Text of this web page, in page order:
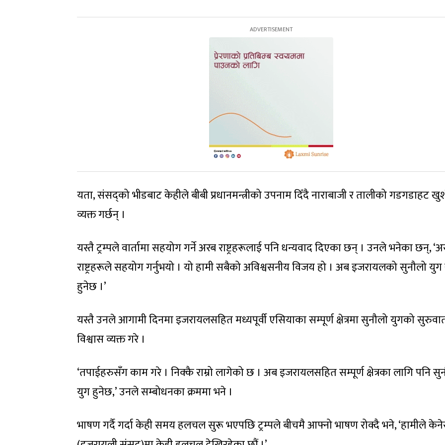
यता, संसद्‌को भीडबाट केहीले बीबी प्रधानमन्त्रीको उपनाम दिँदै नाराबाजी र तालीको गडगडाहट
व्यक्त गर्छन् ।
यस्तै ट्रम्पले वार्तामा सहयोग गर्ने अरब राष्ट्रहरूलाई पनि धन्यवाद दिएका छन् । उनले भनेका छन्,
राष्ट्रहरूले सहयोग गर्नुभयो । यो हामी सबैको अविश्वसनीय विजय हो । अब इजरायलको सुनौलो
हुनेछ ।’
यस्तै उनले आगामी दिनमा इजरायलसहित मध्यपूर्वी एसियाका सम्पूर्ण क्षेत्रमा सुनौलो युगको
विश्वास व्यक्त गरे ।
‘तपाईहरुसँग काम गरे । निक्कै राम्रो लागेको छ । अब इजरायलसहित सम्पूर्ण क्षेत्रका लागि पनि
युग हुनेछ,’ उनले सम्बोधनका क्रममा भने ।
भाषण गर्दै गर्दा केही समय हलचल सुरू भएपछि ट्रम्पले बीचमै आफ्नो भाषण रोक्दै भने, ‘हामीले